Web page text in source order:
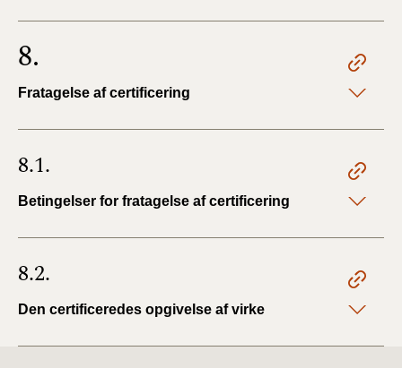
8.
Fratagelse af certificering
8.1.
Betingelser for fratagelse af certificering
8.2.
Den certificeredes opgivelse af virke